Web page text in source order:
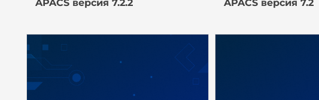
APACS версия 7.2.2 APACS версия 7.2